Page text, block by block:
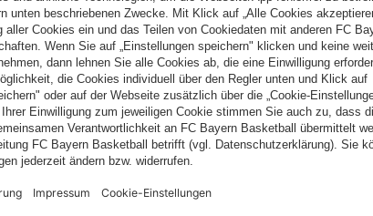
Bull Salzburg
PARTNER